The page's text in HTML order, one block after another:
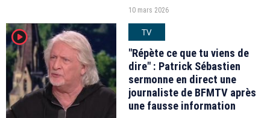
public va faire l'objet d'un numéro
France 2.
10 mars 2026
player2 TV
"Répète ce que tu viens de
dire" : Patrick Sébastien
sermonne en direct une
journaliste de BFMTV après
une fausse information